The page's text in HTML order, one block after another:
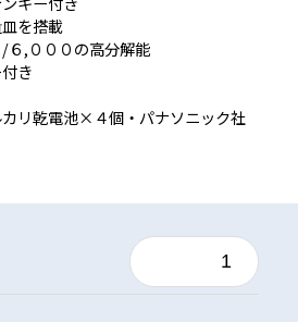
を搭載
,０００の高分解能
き
リ乾電池×４個・パナソニック社